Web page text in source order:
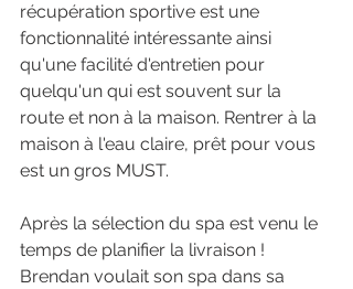
récupération sportive est une
fonctionnalité intéressante ainsi
qu'une facilité d'entretien pour
quelqu'un qui est souvent sur la
route et non à la maison. Rentrer à la
maison à l'eau claire, prêt pour vous
est un gros MUST.
Après la sélection du spa est venu le
temps de planifier la livraison !
Brendan voulait son spa dans sa